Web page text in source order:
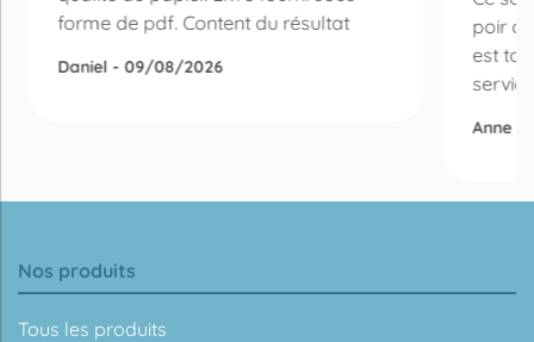
forme de pdf. Content du résultat
Daniel - 09/08/2026
poir
est
Anne -
Nos produits
Tous les produits